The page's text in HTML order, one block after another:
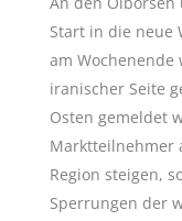
Start in die neue
am
iranischer Seite
Osten gemeldet
Marktteilnehmer
Region steigen,
Sperrungen der